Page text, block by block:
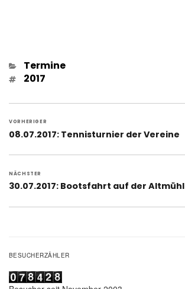
Kategorien
Termine
Schlagwörter
2017
VORHERIGER
Vorheriger
08.07.2017: Tennisturnier der Vereine
NÄCHSTER
Nächster
30.07.2017: Bootsfahrt auf der Altmühl
BESUCHERZÄHLER